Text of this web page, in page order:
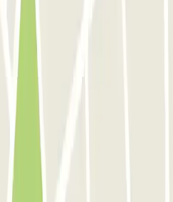
Pietro
di Nancy
di Baldo degli Ubaldi
Piazzale Roma Venezia
Milano
1 Parcheggio Malpensa